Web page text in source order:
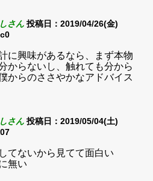
さん 投稿日：2019/04/26(金)
に興味があるなら、まず本物
からないし、触れても分から
からのささやかなアドバイス
さん 投稿日：2019/05/04(土)
てないから見てて面白い
無い